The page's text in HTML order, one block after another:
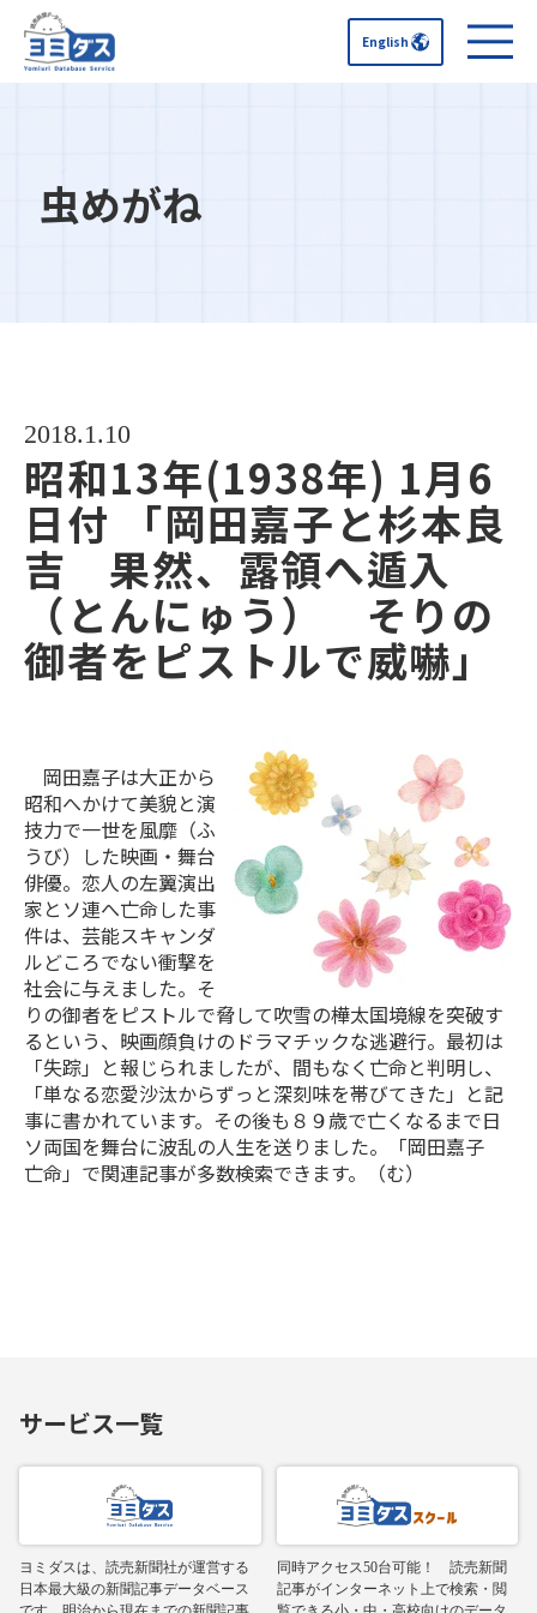
English
虫めがね
2018.1.10
昭和13年(1938年) 1月6
日付 「岡田嘉子と杉本良
吉 果然、露領へ遁入
（とんにゅう） そりの
御者をピストルで威嚇」
岡田嘉子は大正から
昭和へかけて美貌と演
技力で一世を風靡（ふ
うび）した映画・舞台
俳優。恋人の左翼演出
家とソ連へ亡命した事
件は、芸能スキャンダ
ルどころでない衝撃を
社会に与えました。そ
りの御者をピストルで脅して吹雪の樺太国境線を突破す
るという、映画顔負けのドラマチックな逃避行。最初は
「失踪」と報じられましたが、間もなく亡命と判明し、
「単なる恋愛沙汰からずっと深刻味を帯びてきた」と記
事に書かれています。その後も８９歳で亡くなるまで日
ソ両国を舞台に波乱の人生を送りました。「岡田嘉子
亡命」で関連記事が多数検索できます。（む）
サービス一覧
ヨミダスは、読売新聞社が運営する
日本最大級の新聞記事データベース
同時アクセス50台可能！ 読売新聞
記事がインターネット上で検索・閲